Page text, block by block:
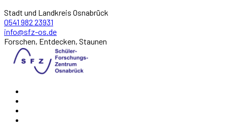
Stadt und Landkreis Osnabrück
0541 982 23931
info@sfz-os.de
Forschen, Entdecken, Staunen